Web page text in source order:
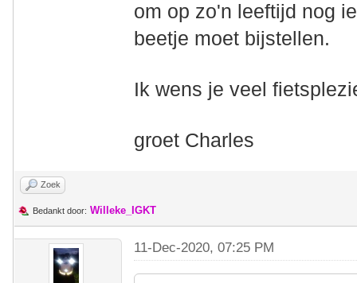
om op zo'n leeftijd nog
beetje moet bijstellen.
Ik wens je veel
groet Charles
Zoek
Bedankt door: Willeke_IGKT
11-Dec-2020, 07:25 PM